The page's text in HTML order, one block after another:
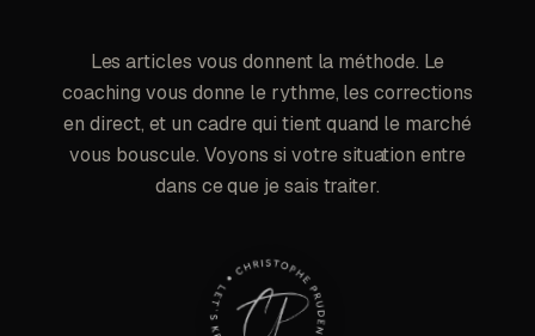
Les articles vous donnent la méthode. Le
coaching vous donne le rythme, les corrections
en direct, et un cadre qui tient quand le marché
vous bouscule. Voyons si votre situation entre
dans ce que je sais traiter.